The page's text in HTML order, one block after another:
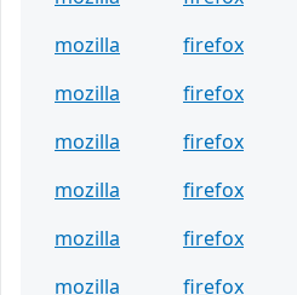
mozilla
firefox
mozilla
firefox
mozilla
firefox
mozilla
firefox
mozilla
firefox
mozilla
firefox